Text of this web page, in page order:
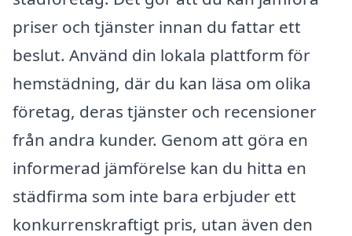
priser och tjänster innan du fattar ett
beslut. Använd din lokala plattform för
hemstädning, där du kan läsa om olika
företag, deras tjänster och recensioner
från andra kunder. Genom att göra en
informerad jämförelse kan du hitta en
städfirma som inte bara erbjuder ett
konkurrenskraftigt pris, utan även den